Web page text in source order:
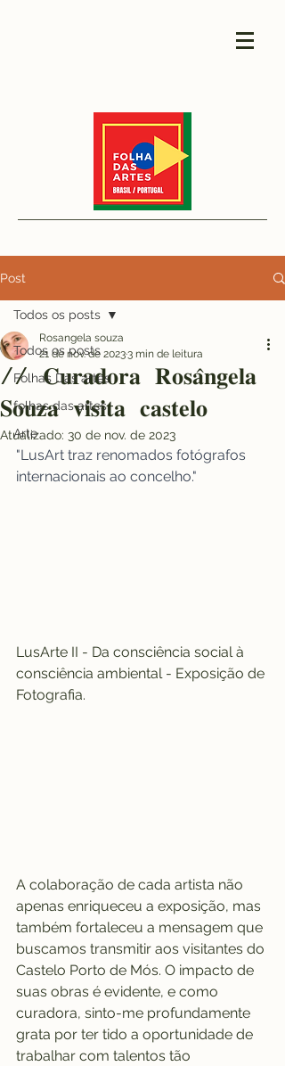
Post
Todos os posts
Folhas Das artes
folhas das artes
Arte
Todos os posts
// 𝐂𝐮𝐫𝐚𝐝𝐨𝐫𝐚 𝐑𝐨𝐬𝐚̂𝐧𝐠𝐞𝐥𝐚
𝐒𝐨𝐮𝐳𝐚 𝐯𝐢𝐬𝐢𝐭𝐚 𝐜𝐚𝐬𝐭𝐞𝐥𝐨
Rosangela souza
21 de nov. de 20233 min de leitura
Atualizado: 30 de nov. de 2023
"LusArt traz renomados fotógrafos
internacionais ao concelho."
LusArte II - Da consciência social à
consciência ambiental - Exposição de
Fotografia.
A colaboração de cada artista não
apenas enriqueceu a exposição, mas
também fortaleceu a mensagem que
buscamos transmitir aos visitantes do
Castelo Porto de Mós. O impacto de
suas obras é evidente, e como
curadora, sinto-me profundamente
grata por ter tido a oportunidade de
trabalhar com talentos tão